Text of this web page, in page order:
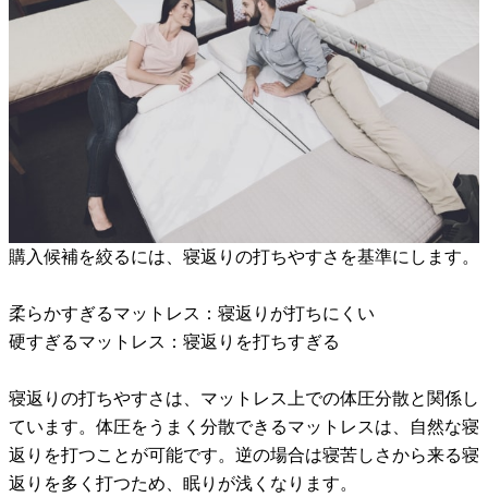
購入候補を絞るには、寝返りの打ちやすさを基準にします。
柔らかすぎるマットレス：寝返りが打ちにくい
硬すぎるマットレス：寝返りを打ちすぎる
寝返りの打ちやすさは、マットレス上での体圧分散と関係し
ています。体圧をうまく分散できるマットレスは、自然な寝
返りを打つことが可能です。逆の場合は寝苦しさから来る寝
返りを多く打つため、眠りが浅くなります。